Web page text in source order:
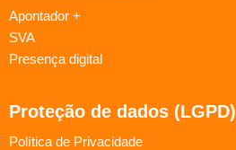
Apontador +
SVA
Presença digital
Proteção de dados (LGPD)
Política de Privacidade